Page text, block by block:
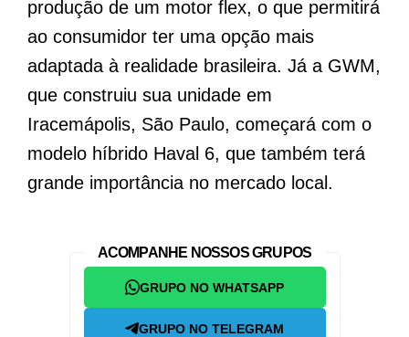
produção de um motor flex, o que permitirá
ao consumidor ter uma opção mais
adaptada à realidade brasileira. Já a GWM,
que construiu sua unidade em
Iracemápolis, São Paulo, começará com o
modelo híbrido Haval 6, que também terá
grande importância no mercado local.
ACOMPANHE NOSSOS GRUPOS
GRUPO NO WHATSAPP
GRUPO NO TELEGRAM